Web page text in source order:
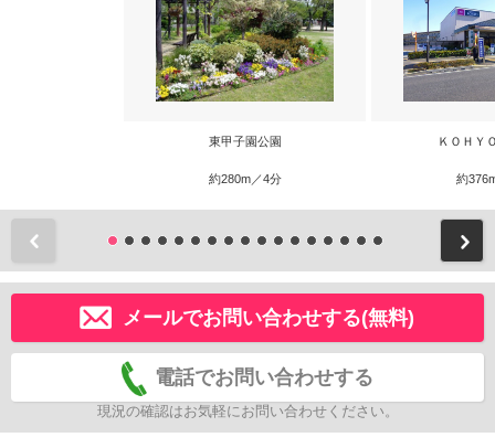
東甲子園公園
約280m／4分
ＫＯＨＹ
約
メールでお問い合わせする(無料)
電話でお問い合わせする
現況の確認はお気軽にお問い合わせください。